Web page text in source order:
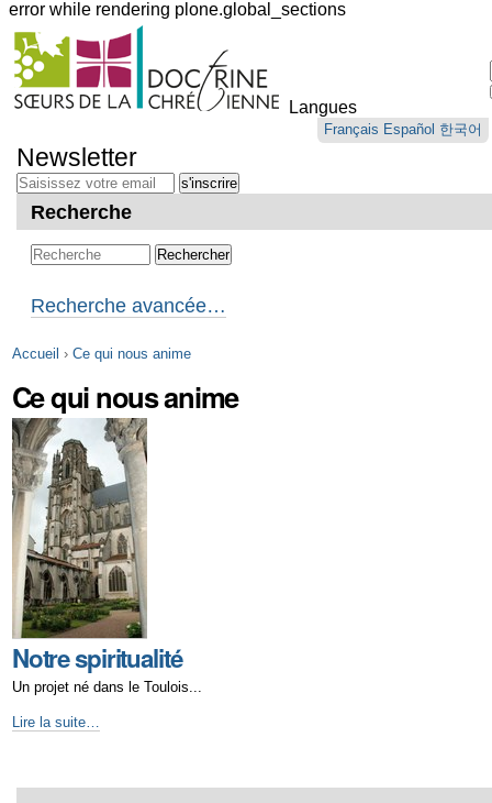
error while rendering plone.global_sections
Outils
personnels
Langues
Français Español 한국어
au
contenu.
Aller
navigation
Newsletter
Recherche
Recherche avancée…
Accueil › Ce qui nous anime
Ce qui nous anime
Notre spiritualité
Un projet né dans le Toulois...
Lire la suite…